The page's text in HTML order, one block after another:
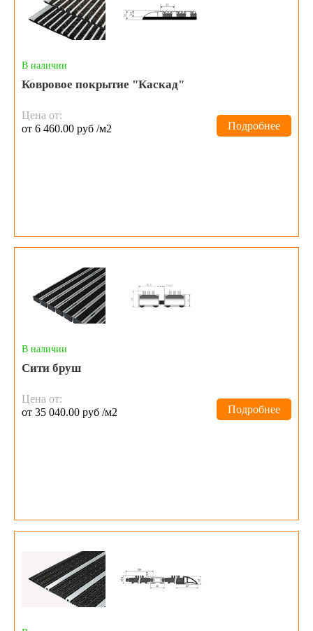
В наличии
Ковровое покрытие "Каскад"
Цена от:
от 6 460.00 руб /м2
Подробнее
В наличии
Сити бруш
Цена от:
от 35 040.00 руб /м2
Подробнее